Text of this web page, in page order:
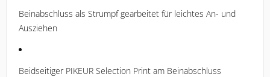
Beinabschluss als Strumpf gearbeitet für leichtes An- und
Ausziehen
Beidseitiger PIKEUR Selection Print am Beinabschluss